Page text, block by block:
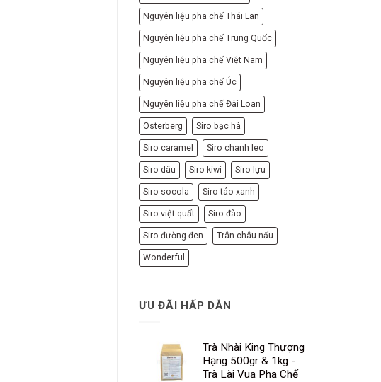
Nguyên liệu pha chế Thái Lan
Nguyên liệu pha chế Trung Quốc
Nguyên liệu pha chế Việt Nam
Nguyên liệu pha chế Úc
Nguyên liệu pha chế Đài Loan
Osterberg Siro bạc hà
Siro caramel Siro chanh leo
Siro dâu Siro kiwi Siro lựu
Siro socola Siro táo xanh
Siro việt quất Siro đào
Siro đường đen Trân châu nấu
Wonderful
ƯU ĐÃI HẤP DẪN
Trà Nhài King Thượng
Hạng 500gr & 1kg -
Trà Lài Vua Pha Chế